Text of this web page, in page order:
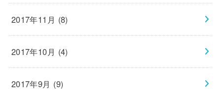
2017年11月 (8)
2017年10月 (4)
2017年9月 (9)